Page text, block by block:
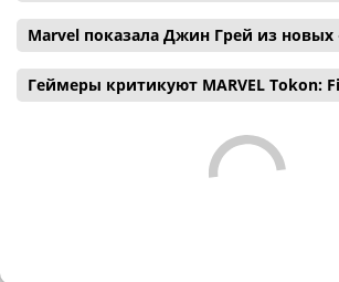
Marvel показала Джин Грей из
Геймеры критикуют MARVEL Tokon: